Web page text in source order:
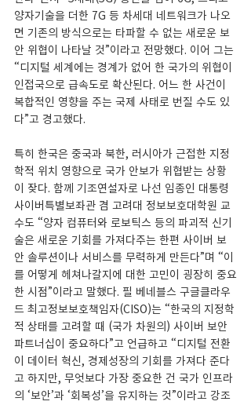
양자기술을 더한 7G 등 차세대 네트워크가 나오
면 기존의 방식으로는 타파할 수 없는 새로운 보
안 위협이 나타날 것”이라고 전망했다. 이어 그는
“디지털 세계에는 경계가 없어 한 국가의 위협이
인접국으로 급속도로 확산된다. 어느 한 사건이
복합적인 영향을 주는 국제 사태로 번질 수도 있
다”고 경고했다.
특히 한국은 중국과 북한, 러시아가 근접한 지정
학적 위치 영향으로 국가 안보가 위협받는 상황
이 잦다. 함께 기조연설자로 나선 임종인 대통령
사이버특별보좌관 겸 고려대 정보보호대학원 교
수도 “양자 컴퓨터와 로보틱스 등의 파괴적 신기
술은 새로운 기회를 가져다주는 한편 사이버 보
안 솔루션이나 서비스를 무력하게 만든다”며 “이
를 어떻게 헤쳐나갈지에 대한 고민이 굉장히 중요
한 시점”이라고 말했다. 필 베네블스 구글클라우
드 최고정보보호책임자(CISO)는 “한국의 지정학
적 상태를 고려할 때 (국가 차원의) 사이버 보안
파트너십이 중요하다”고 언급하고 “디지털 전환
이 데이터 혁신, 경제성장의 기회를 가져다 준다
고 하지만, 무엇보다 가장 중요한 건 국가 인프라
의 ‘보안’과 ‘회복성’을 유지하는 것”이라고 강조